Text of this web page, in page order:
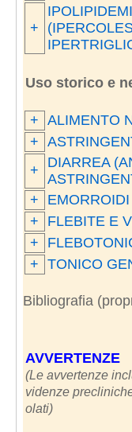
+
Uso storico e
+ ALIMENTO
+
+
DIARREA
+
EMORROIDI
+
FLEBITE E
+
+ TONICO
Bibliografia
AVVERTENZE
(Le avvertenze
videnze
olati)